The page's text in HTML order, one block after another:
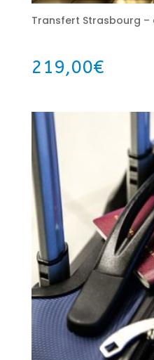
Transfert Strasbourg
219,00€